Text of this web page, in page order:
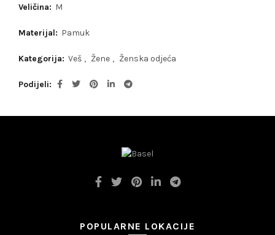
Veličina: M
Materijal: Pamuk
Kategorija: Veš , Žene , Ženska odjeća
Podijeli
POPULARNE LOKACIJE